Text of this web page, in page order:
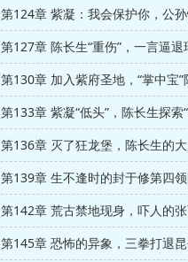
第124章 紫凝：我会保护你，公
第127章 陈长生“重伤”，一言逼
第130章 加入紫府圣地，“掌中宝”
第133章 紫凝“低头”，陈长生探索
第136章 灭了狂龙堡，陈长生的
第139章 生不逢时的封于修第四
第142章 荒古禁地现身，吓人的
第145章 恐怖的异象，三拳打退